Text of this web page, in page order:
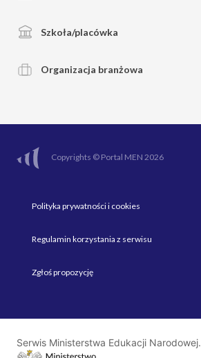
Szkoła/placówka
Organizacja branżowa
Copyrights © Portal MEN 2026
Polityka prywatności i cookies
Regulamin korzystania z serwisu
Zgłoś propozycję
Serwis Ministerstwa Edukacji Narodowej.